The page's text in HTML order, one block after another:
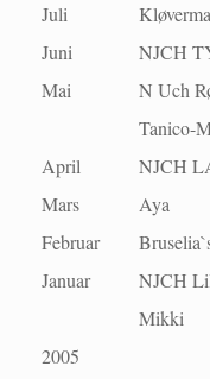
Juli
Juni
NJCH
Mai
N Uch
Tanico-
April NJCH
Mars
Aya
Februar
Januar
NJCH
Mikki
2005